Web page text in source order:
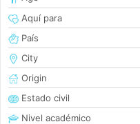
Aquí para
País
City
Origin
Estado civil
Nivel académico